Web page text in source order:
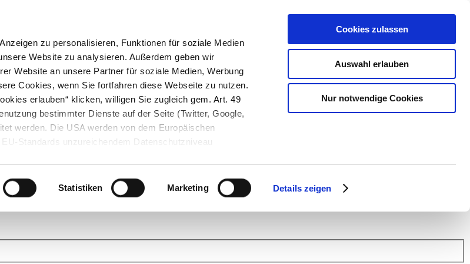
zu personalisieren, Funktionen für soziale Medien
Website zu analysieren. Außerdem geben wir
Website an unsere Partner für soziale Medien, Werbung
Cookies, wenn Sie fortfahren diese Webseite zu nutzen.
erlauben“ klicken, willigen Sie zugleich gem. Art. 49
bestimmter Dienste auf der Seite (Twitter, Google,
werden. Die USA werden von dem Europäischen
Standards unzureichendem Datenschutzniveau
Statistiken Marketing Details zeigen
Cookies zulassen
Auswahl erlauben
Nur notwendige Cookies
Fragen und helfen Sie mit Ihrem Wissen anderen weiter.